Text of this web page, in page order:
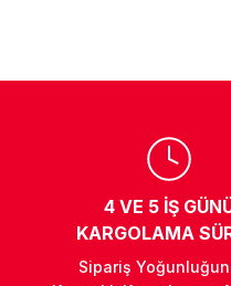
4 VE 5 İŞ
KARGOLAMA
Sipariş